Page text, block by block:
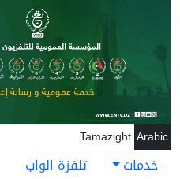
تجاوز إلى المحتوى الرئيسي
Arabic
Tamazight
خدمات تلفزة الواب